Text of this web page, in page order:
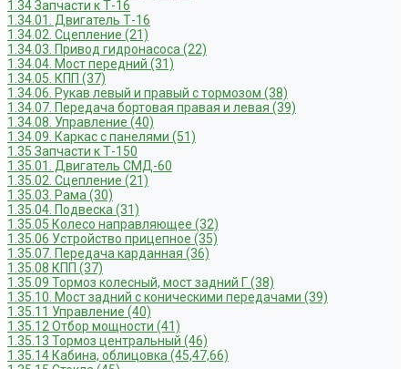
1.34 Запчасти к Т-16
1.34.01. Двигатель Т-16
1.34.02. Сцепление (21)
1.34.03. Привод гидронасоса (22)
1.34.04. Мост передний (31)
1.34.05. КПП (37)
1.34.06. Рукав левый и правый с тормозом (38)
1.34.07. Передача бортовая правая и левая (39)
1.34.08. Управление (40)
1.34.09. Каркас с панелями (51)
1.35 Запчасти к Т-150
1.35.01. Двигатель СМД-60
1.35.02. Сцепление (21)
1.35.03. Рама (30)
1.35.04. Подвеска (31)
1.35.05 Колесо направляющее (32)
1.35.06 Устройство прицепное (35)
1.35.07. Передача карданная (36)
1.35.08 КПП (37)
1.35.09 Тормоз колесный, мост задний Г (38)
1.35.10. Мост задний с коническими передачами (39)
1.35.11 Управление (40)
1.35.12 Отбор мощности (41)
1.35.13 Тормоз центральный (46)
1.35.14 Кабина, облицовка (45,47,66)